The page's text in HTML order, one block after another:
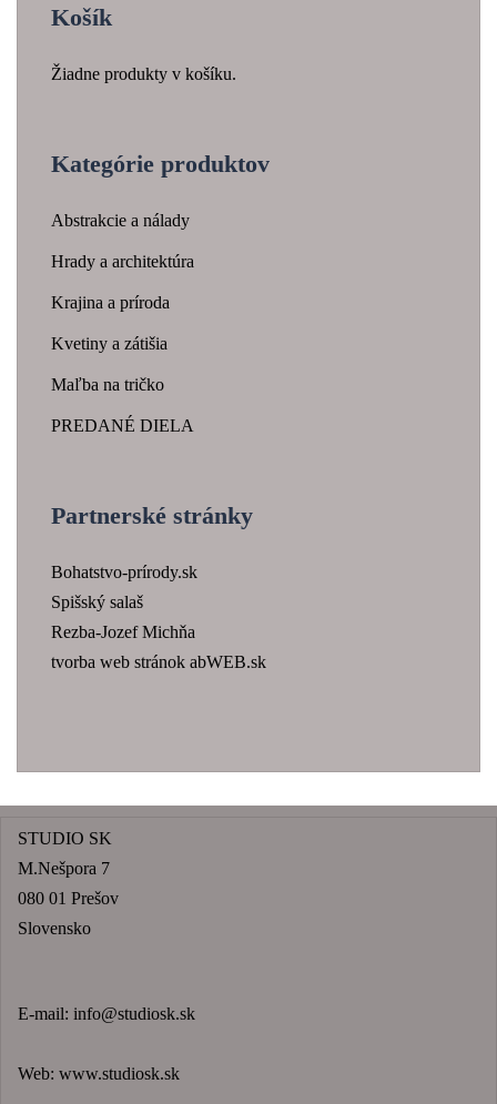
Košík
Žiadne produkty v košíku.
Kategórie produktov
Abstrakcie a nálady
Hrady a architektúra
Krajina a príroda
Kvetiny a zátišia
Maľba na tričko
PREDANÉ DIELA
Partnerské stránky
Bohatstvo-prírody.sk
Spišský salaš
Rezba-Jozef Michňa
tvorba web stránok abWEB.sk
STUDIO SK
M.Nešpora 7
080 01 Prešov
Slovensko
E-mail: info@studiosk.sk
Web: www.studiosk.sk